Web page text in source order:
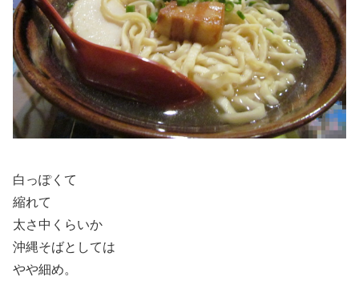
白っぽくて
縮れて
太さ中くらいか
沖縄そばとしては
やや細め。